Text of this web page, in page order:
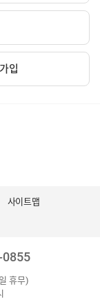
입
사이트맵
0855
휴무)